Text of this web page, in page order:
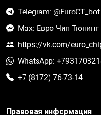
Telegram: @EuroCT_bot
Max: Евро Чип Тюнинг
https://vk.com/
WhatsApp:
+7 (8172) 76-73-14
Правовая информация